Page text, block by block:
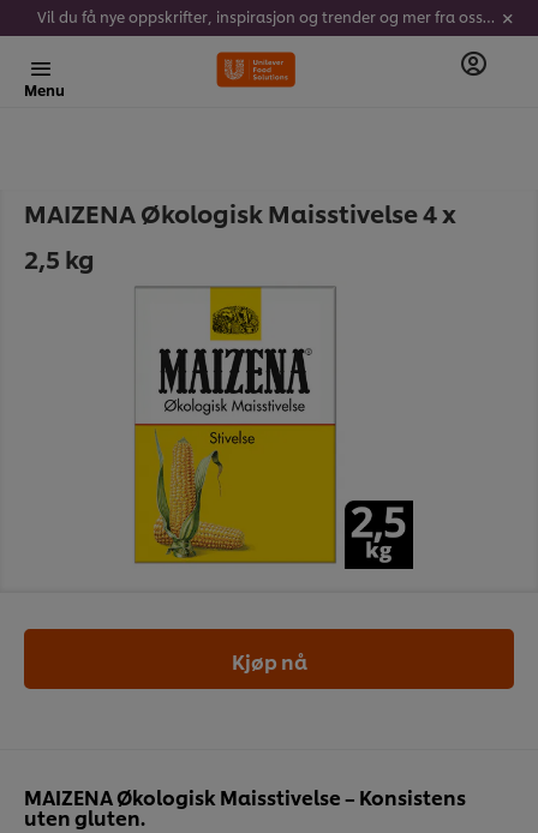
Vil du få nye oppskrifter, inspirasjon og trender og mer fra oss? Meld deg på vårt nyhetsbrev her!
Menu
MAIZENA Økologisk Maisstivelse 4 x
2,5 kg
MAIZENA Økologisk Maisstivelse – Konsistens
uten gluten.
Kjøp nå